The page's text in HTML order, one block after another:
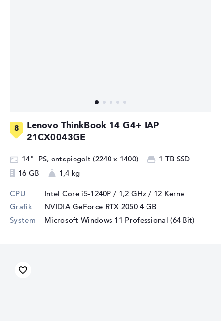
Lenovo ThinkBook 14 G4+ IAP
21CX0043GE
14" IPS, entspiegelt (2240 x 1400)
1 TB SSD
16 GB
1,4 kg
CPU Intel Core i5-1240P / 1,2 GHz / 12 Kerne
Grafik
NVIDIA GeForce RTX 20504 GB
System
Microsoft Windows 11 Professional (64 Bit)